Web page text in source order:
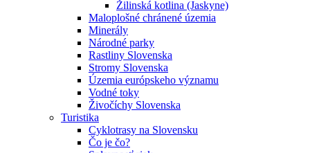
Žilinská kotlina (Jaskyne)
Maloplošné chránené územia
Minerály
Národné parky
Rastliny Slovenska
Stromy Slovenska
Územia európskeho významu
Vodné toky
Živočíchy Slovenska
Turistika
Cyklotrasy na Slovensku
Čo je čo?